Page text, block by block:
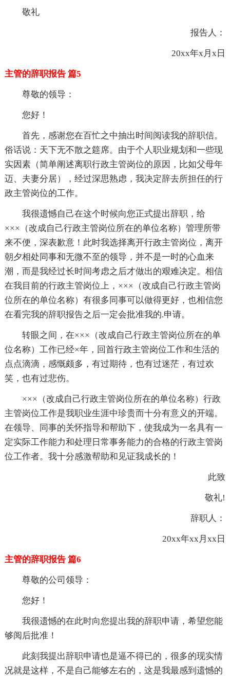
敬礼
报告人：
20xx年x月x日
主管的辞职报告 篇5
尊敬的领导：
您好！
首先，感谢您在百忙之中抽出时间阅读我的辞职信。
俗话说：天下无不散之筵席。由于个人职业规划和一些现
实因素（简单阐述离职行政主管岗位的原因，比如父母年
迈、夫妻分居），经过深思熟虑，我决定辞去所担任的行
政主管岗位的工作。
我很遗憾自己在这个时候向您正式提出辞职，给
×××（改成自己行政主管岗位所在的单位名称）管理所带
来不便，深表歉意！此时我选择离开行政主管岗位，离开
朝夕相处同事和无微不至的领导，并不是一时的心血来
潮，而是我经过长时间考虑之后才做出的艰难决定。相信
在我目前的行政主管岗位上，×××（改成自己行政主管岗
位所在的单位名称）有很多同事可以做得更好，也相信您
在看完我的辞职报告之后一定会批准我的.申请。
转眼之间，在×××（改成自己行政主管岗位所在的单
位名称）工作已经×年，回首行政主管岗位工作和生活的
点点滴滴，感慨颇多，有过期待，也有过迷茫，有过欢
笑，也有过悲伤。
×××（改成自己行政主管岗位所在的单位名称）行政
主管岗位工作是我职业生涯中珍贵而十分有意义的开端。
在领导、同事的关怀指导和帮助下，使我成为一名具有一
定实际工作能力和处理日常事务能力的合格的行政主管岗
位工作者。我十分感激帮助和见证我成长的！
此致
敬礼!
辞职人：
20xx年xx月xx日
主管的辞职报告 篇6
尊敬的公司领导：
您好！
我很遗憾的在此时向您提出我的辞职申请，希望您能
够阅后批准！
此刻我提出辞职申请也是逼不得已的，很多的现实情
况就是这样，不是自己能够左右的，这是我最感到遗憾的